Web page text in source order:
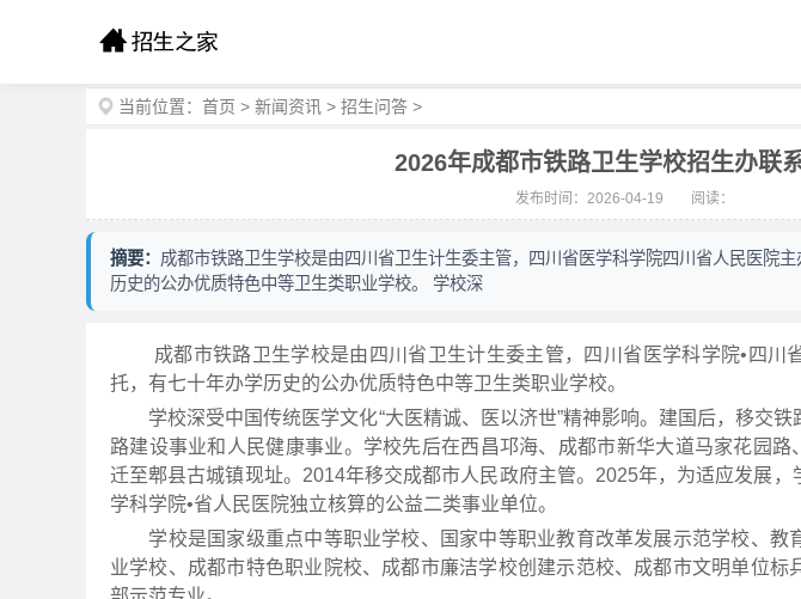
当前位置： 首页 > 新闻资讯 > 招生问答 >
2026年成都市铁路卫生学校招生办联
发布时间：2026-04-19 阅读：
摘要： 成都市铁路卫生学校是由四川省卫生计生委主管，四川省医学科学院四川省人民医院
历史的公办优质特色中等卫生类职业学校。 学校深
成都市铁路卫生学校是由四川省卫生计生委主管，四川省医学科学院•四川
托，有七十年办学历史的公办优质特色中等卫生类职业学校。
学校深受中国传统医学文化“大医精诚、医以济世”精神影响。建国后，移交铁
路建设事业和人民健康事业。学校先后在西昌邛海、成都市新华大道马家花园
迁至郫县古城镇现址。2014年移交成都市人民政府主管。2025年，为适应发展
学科学院•省人民医院独立核算的公益二类事业单位。
学校是国家级重点中等职业学校、国家中等职业教育改革发展示范学校、教
业学校、成都市特色职业院校、成都市廉洁学校创建示范校、成都市文明单位标